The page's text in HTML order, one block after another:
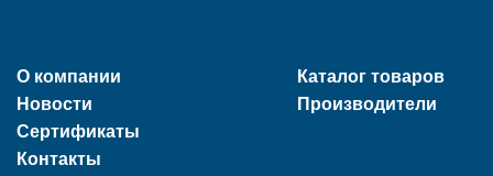
О компании
Новости
Сертификаты
Контакты
Каталог товаров
Производители